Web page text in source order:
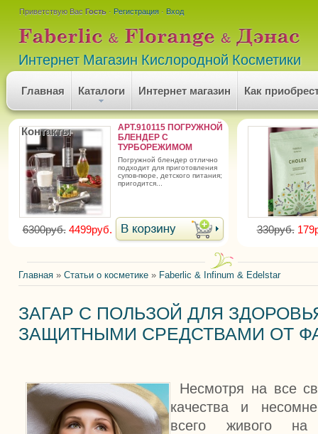
Приветствую Вас Гость · Регистрация · Вход
Интернет Магазин Кислородной Косметики
Главная Каталоги Интернет магазин Как
Контакты
АРТ.910115 ПОГРУЖНОЙ
БЛЕНДЕР С
ТУРБОРЕЖИМОМ
погружной блендер отлично
подходит для приготовления
супов-пюре, детского питания;
пригодится...
6300руб. 4499руб. 330руб.
Главная » Статьи о косметике » Faberlic & Infinum & Edelstar
ЗАГАР С ПОЛЬЗОЙ ДЛЯ
ЗАЩИТНЫМИ СРЕДСТВАМИ ОТ
Несмотря на все
качества и
всего живого